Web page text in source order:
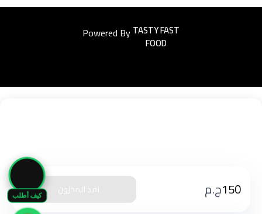
كيف أطلب 150ج.م نفذ المخزون
Powered ByEasyorders